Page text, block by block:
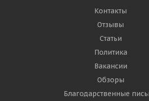
Контакты
Отзывы
Статьи
Политика
Вакансии
Обзоры
Благодарственные